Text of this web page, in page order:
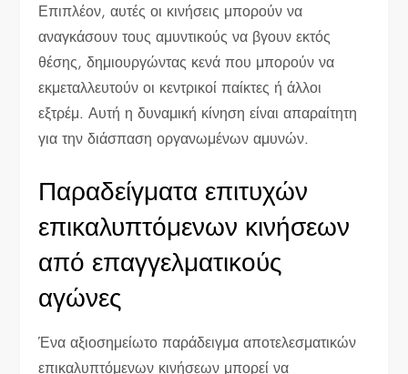
Επιπλέον, αυτές οι κινήσεις μπορούν να
αναγκάσουν τους αμυντικούς να βγουν εκτός
θέσης, δημιουργώντας κενά που μπορούν να
εκμεταλλευτούν οι κεντρικοί παίκτες ή άλλοι
εξτρέμ. Αυτή η δυναμική κίνηση είναι απαραίτητη
για την διάσπαση οργανωμένων αμυνών.
Παραδείγματα επιτυχών
επικαλυπτόμενων κινήσεων
από επαγγελματικούς
αγώνες
Ένα αξιοσημείωτο παράδειγμα αποτελεσματικών
επικαλυπτόμενων κινήσεων μπορεί να